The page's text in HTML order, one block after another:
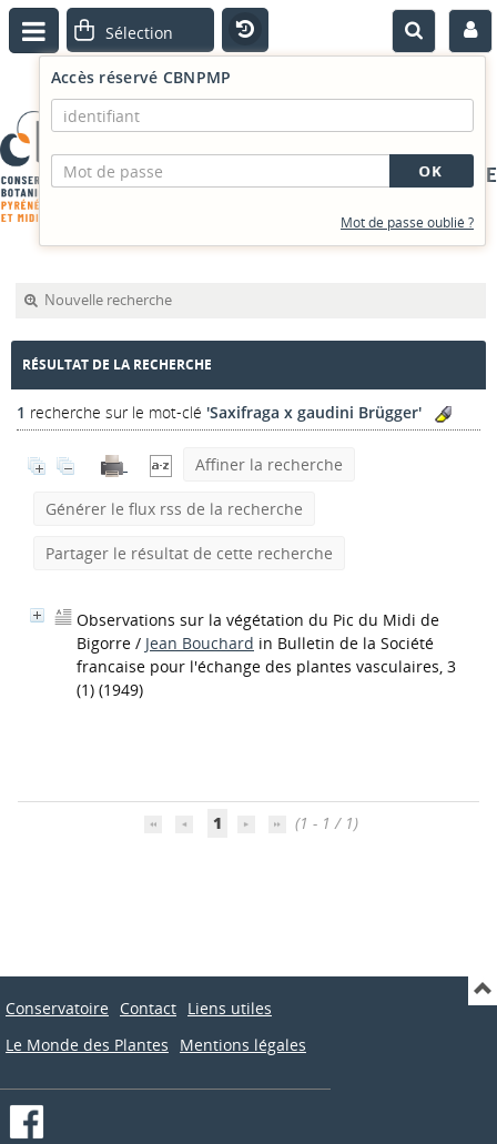
PORTAIL DOCUMENTAIRE
Accès réservé CBNPMP
Mot de passe oublié ?
Nouvelle recherche
RÉSULTAT DE LA RECHERCHE
1 recherche sur le mot-clé 'Saxifraga x gaudini Brügger'
Affiner la recherche
Générer le flux rss de la recherche
Partager le résultat de cette recherche
Observations sur la végétation du Pic du Midi de
Bigorre / Jean Bouchard in Bulletin de la Société
francaise pour l'échange des plantes vasculaires, 3
(1) (1949)
1 (1 - 1 / 1)
Conservatoire Contact Liens utiles
Le Monde des Plantes
Mentions légales